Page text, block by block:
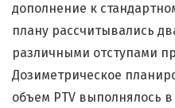
дополнение к
плану рассчитывались
различными отступами
Дозиметрическое
объем PTV выполнялось